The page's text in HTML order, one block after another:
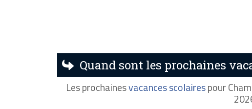
Quand sont les prochaines
Les prochainesvacances scolairespour